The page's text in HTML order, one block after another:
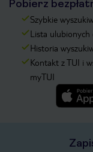
Pobierz
Szybkie
Lista ulubionych
Historia
Kontakt z TUI i
myTUI